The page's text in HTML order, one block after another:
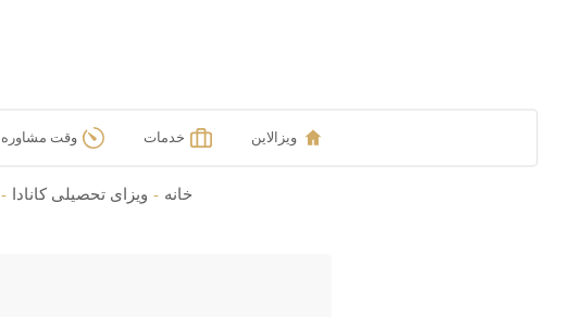
ویزالاین خدمات وقت مشاوره
خانه - ویزای تحصیلی کانادا -